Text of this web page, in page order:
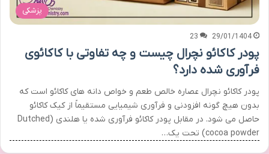
پزشکی
29/01/1404
23
پودر کاکائو نچرال چیست و چه تفاوتی با کاکائوی
فرآوری شده دارد؟
پودر کاکائو نچرال عصاره خالص طعم و خواص دانه های کاکائو است که
بدون هیچ گونه افزودنی و فرآوری شیمیایی مستقیماً از کیک کاکائو
حاصل می شود. در مقابل پودر کاکائو فرآوری شده یا هلندی (Dutched
cocoa powder) تحت یک…